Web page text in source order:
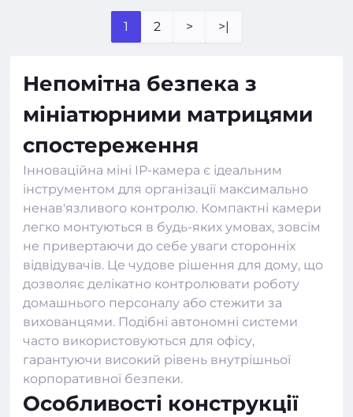
1 2 > >|
Непомітна безпека з
мініатюрними матрицями
спостереження
Інноваційна міні IP-камера є ідеальним
інструментом для організації максимально
ненав'язливого контролю. Компактні камери
легко монтуються в будь-яких умовах, зовсім
не привертаючи до себе уваги сторонніх
відвідувачів. Це чудове рішення для дому, що
дозволяє делікатно контролювати роботу
домашнього персоналу або стежити за
вихованцями. Подібні автономні системи
часто використовуються для офісу,
гарантуючи високий рівень внутрішньої
корпоративної безпеки.
Особливості конструкції